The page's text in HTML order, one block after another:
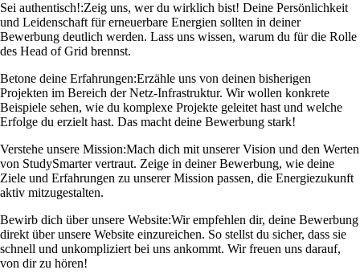
Sei authentisch!:Zeig uns, wer du wirklich bist! Deine Persönlichkeit
und Leidenschaft für erneuerbare Energien sollten in deiner
Bewerbung deutlich werden. Lass uns wissen, warum du für die Rolle
des Head of Grid brennst.
Betone deine Erfahrungen:Erzähle uns von deinen bisherigen
Projekten im Bereich der Netz-Infrastruktur. Wir wollen konkrete
Beispiele sehen, wie du komplexe Projekte geleitet hast und welche
Erfolge du erzielt hast. Das macht deine Bewerbung stark!
Verstehe unsere Mission:Mach dich mit unserer Vision und den Werten
von StudySmarter vertraut. Zeige in deiner Bewerbung, wie deine
Ziele und Erfahrungen zu unserer Mission passen, die Energiezukunft
aktiv mitzugestalten.
Bewirb dich über unsere Website:Wir empfehlen dir, deine Bewerbung
direkt über unsere Website einzureichen. So stellst du sicher, dass sie
schnell und unkompliziert bei uns ankommt. Wir freuen uns darauf,
von dir zu hören!